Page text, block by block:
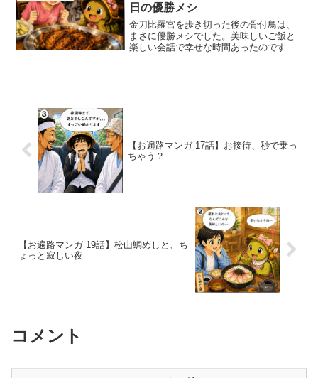
日の優勝メシ
金刀比羅宮を歩き切った後の骨付鳥は、
まさに優勝メシでした。美味しいご飯と
楽しい会話で幸せな時間あったのです
【お遍路マンガ 17話】お接待、秒で乗っ
ちゃう？
【お遍路マンガ 19話】松山鯛めしと、ち
ょっと寂しい夜
コメント